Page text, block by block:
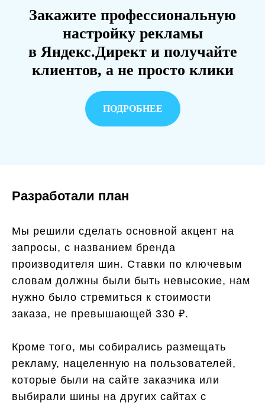
Закажите профессиональную
настройку рекламы
в Яндекс.Директ и получайте
клиентов, а не просто клики
ПОДРОБНЕЕ
Разработали план
Мы решили сделать основной акцент на
запросы, с названием бренда
производителя шин. Ставки по ключевым
словам должны были быть невысокие, нам
нужно было стремиться к стоимости
заказа, не превышающей 330 ₽.
Кроме того, мы собирались размещать
рекламу, нацеленную на пользователей,
которые были на сайте заказчика или
выбирали шины на других сайтах с